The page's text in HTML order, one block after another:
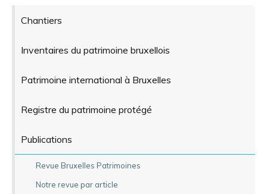
Chantiers
Inventaires du patrimoine bruxellois
Patrimoine international à Bruxelles
Registre du patrimoine protégé
Publications
Revue Bruxelles Patrimoines
Notre revue par article